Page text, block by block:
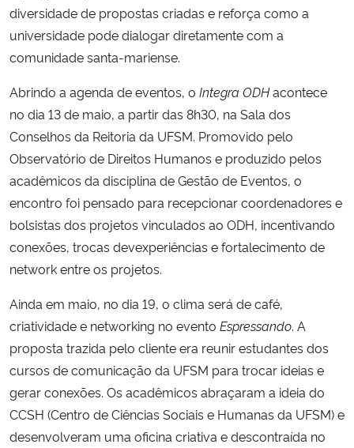
Planalto
diversidade de propostas criadas e reforça como a
universidade pode dialogar diretamente com a
comunidade santa-mariense.
Abrindo a agenda de eventos, o Integra ODHacontece
no dia 13 de maio, a partir das 8h30, na Sala dos
Conselhos da Reitoria da UFSM. Promovido pelo
Observatório de Direitos Humanos e produzido pelos
acadêmicos da disciplina de Gestão de Eventos, o
encontro foi pensado para recepcionar coordenadores e
bolsistas dos projetos vinculados ao ODH, incentivando
conexões, trocas devexperiências e fortalecimento de
network entre os projetos.
Ainda em maio, no dia 19, o clima será de café,
criatividade e networking no evento Espressando. A
proposta trazida pelo cliente era reunir estudantes dos
cursos de comunicação da UFSM para trocar ideias e
gerar conexões. Os acadêmicos abraçaram a ideia do
CCSH (Centro de Ciências Sociais e Humanas da UFSM) e
desenvolveram uma oficina criativa e descontraída no